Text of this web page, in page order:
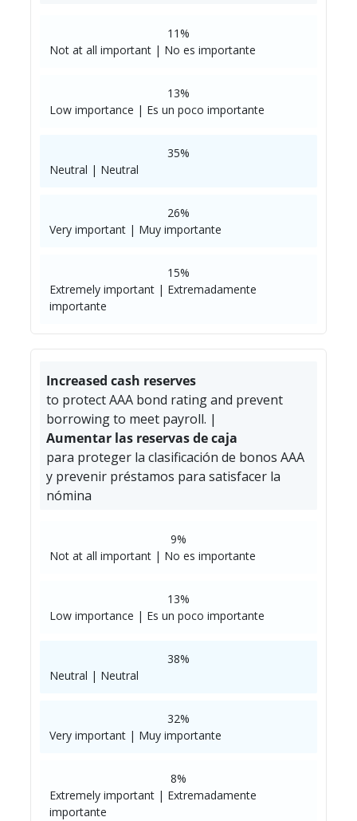
11%
Not at all important | No es importante
13%
Low importance | Es un poco importante
35%
Neutral | Neutral
26%
Very important | Muy importante
15%
Extremely important | Extremadamente
importante
Increased cash reserves
to protect AAA bond rating and prevent
borrowing to meet payroll. |
Aumentar las reservas de caja
para proteger la clasificación de bonos AAA
y prevenir préstamos para satisfacer la
nómina
9%
Not at all important | No es importante
13%
Low importance | Es un poco importante
38%
Neutral | Neutral
32%
Very important | Muy importante
8%
Extremely important | Extremadamente
importante